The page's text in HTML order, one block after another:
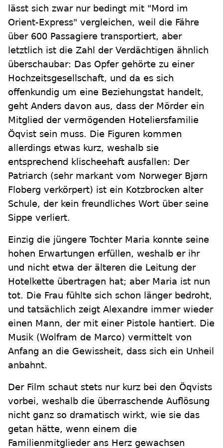
lässt sich zwar nur bedingt mit "Mord im
Orient-Express" vergleichen, weil die Fähre
über 600 Passagiere transportiert, aber
letztlich ist die Zahl der Verdächtigen ähnlich
überschaubar: Das Opfer gehörte zu einer
Hochzeitsgesellschaft, und da es sich
offenkundig um eine Beziehungstat handelt,
geht Anders davon aus, dass der Mörder ein
Mitglied der vermögenden Hoteliersfamilie
Öqvist sein muss. Die Figuren kommen
allerdings etwas kurz, weshalb sie
entsprechend klischeehaft ausfallen: Der
Patriarch (sehr markant vom Norweger Bjørn
Floberg verkörpert) ist ein Kotzbrocken alter
Schule, der kein freundliches Wort über seine
Sippe verliert.
Einzig die jüngere Tochter Maria konnte seine
hohen Erwartungen erfüllen, weshalb er ihr
und nicht etwa der älteren die Leitung der
Hotelkette übertragen hat; aber Maria ist nun
tot. Die Frau fühlte sich schon länger bedroht,
und tatsächlich zeigt Alexandre immer wieder
einen Mann, der mit einer Pistole hantiert. Die
Musik (Wolfram de Marco) vermittelt von
Anfang an die Gewissheit, dass sich ein Unheil
anbahnt.
Der Film schaut stets nur kurz bei den Öqvists
vorbei, weshalb die überraschende Auflösung
nicht ganz so dramatisch wirkt, wie sie das
getan hätte, wenn einem die
Familienmitglieder ans Herz gewachsen